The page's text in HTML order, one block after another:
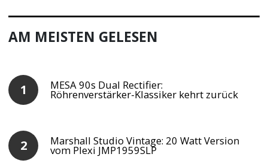
AM MEISTEN GELESEN
MESA 90s Dual Rectifier:
Röhrenverstärker-Klassiker kehrt zurück
Marshall Studio Vintage: 20 Watt Version
vom Plexi JMP1959SLP